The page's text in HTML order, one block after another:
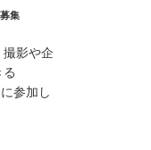
集
撮影や企
参加し